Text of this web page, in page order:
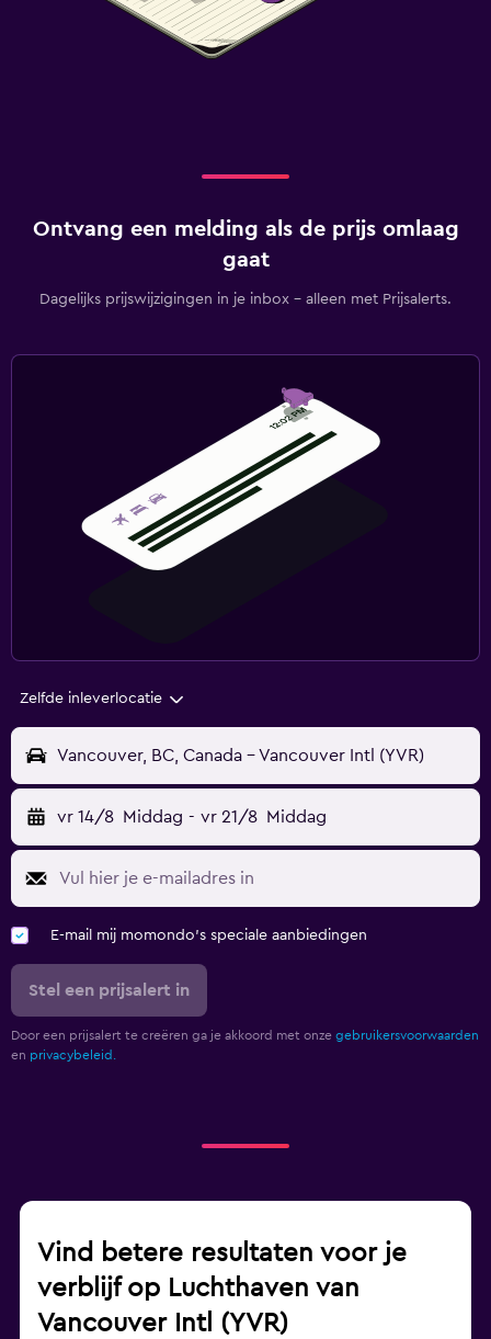
Ontvang een melding als de prijs omlaag
gaat
Dagelijks prijswijzigingen in je inbox - alleen met Prijsalerts.
Zelfde inleverlocatie
Vancouver, BC, Canada - Vancouver Intl (YVR)
vr 14/8 Middag - vr 21/8 Middag
E-mail mij momondo's speciale aanbiedingen
Stel een prijsalert in
Door een prijsalert te creëren ga je akkoord met onze gebruikersvoorwaarden
en privacybeleid.
Vind betere resultaten voor je
verblijf op Luchthaven van
Vancouver Intl (YVR)